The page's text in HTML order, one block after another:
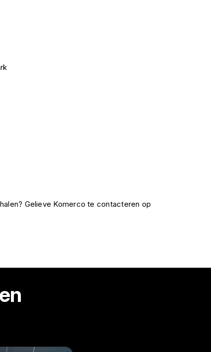
Gelieve Komerco te contacteren op